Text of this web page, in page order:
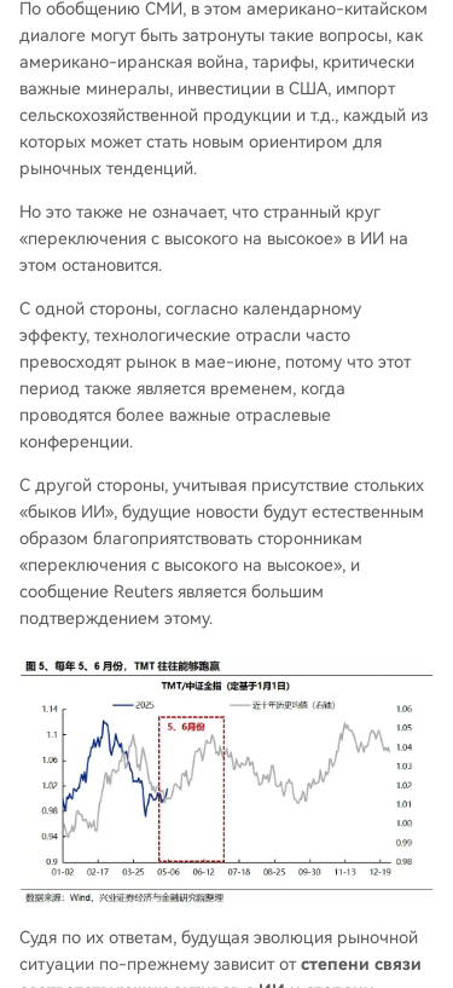
По обобщению СМИ, в этом американо-китайском
диалоге могут быть затронуты такие вопросы, как
американо-иранская война, тарифы, критически
важные минералы, инвестиции в США, импорт
сельскохозяйственной продукции и т.д., каждый из
которых может стать новым ориентиром для
рыночных тенденций.
Но это также не означает, что странный круг
«переключения с высокого на высокое» в ИИ на
этом остановится.
С одной стороны, согласно календарному
эффекту, технологические отрасли часто
превосходят рынок в мае-июне, потому что этот
период также является временем, когда
проводятся более важные отраслевые
конференции.
С другой стороны, учитывая присутствие стольких
«быков ИИ», будущие новости будут естественным
образом благоприятствовать сторонникам
«переключения с высокого на высокое», и
сообщение Reuters является большим
подтверждением этому.
Судя по их ответам, будущая эволюция рыночной
ситуации по-прежнему зависит отстепени связи